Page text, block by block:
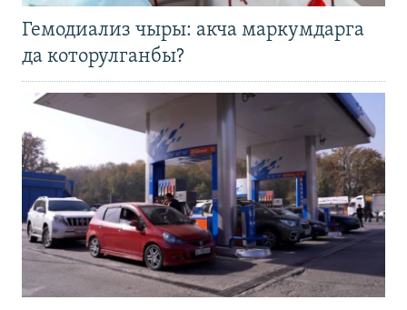
Гемодиализ чыры: акча маркумдарга
да которулганбы?